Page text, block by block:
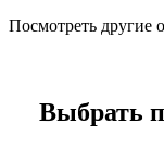
Посмотреть другие
Выбрать